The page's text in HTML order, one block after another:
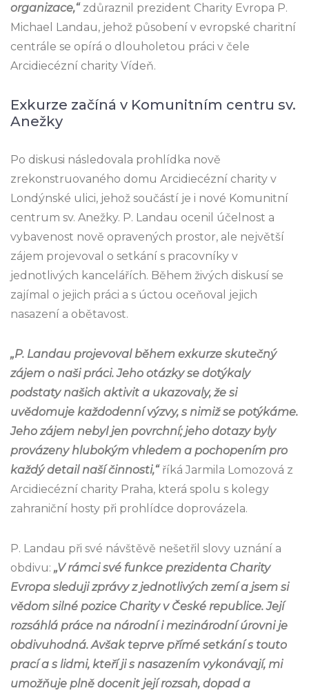
organizace,“ zdůraznil prezident Charity Evropa P.
Michael Landau, jehož působení v evropské charitní
centrále se opírá o dlouholetou práci v čele
Arcidiecézní charity Vídeň.
Exkurze začíná v Komunitním centru sv.
Anežky
Po diskusi následovala prohlídka nově
zrekonstruovaného domu Arcidiecézní charity v
Londýnské ulici, jehož součástí je i nové Komunitní
centrum sv. Anežky. P. Landau ocenil účelnost a
vybavenost nově opravených prostor, ale největší
zájem projevoval o setkání s pracovníky v
jednotlivých kancelářích. Během živých diskusí se
zajímal o jejich práci a s úctou oceňoval jejich
nasazení a obětavost.
„P. Landau projevoval během exkurze skutečný
zájem o naši práci. Jeho otázky se dotýkaly
podstaty našich aktivit a ukazovaly, že si
uvědomuje každodenní výzvy, s nimiž se potýkáme.
Jeho zájem nebyl jen povrchní; jeho dotazy byly
provázeny hlubokým vhledem a pochopením pro
každý detail naší činnosti,“ říká Jarmila Lomozová z
Arcidiecézní charity Praha, která spolu s kolegy
zahraniční hosty při prohlídce doprovázela.
P. Landau při své návštěvě nešetřil slovy uznání a
obdivu: „V rámci své funkce prezidenta Charity
Evropa sleduji zprávy z jednotlivých zemí a jsem si
vědom silné pozice Charity v České republice. Její
rozsáhlá práce na národní i mezinárodní úrovni je
obdivuhodná. Avšak teprve přímé setkání s touto
prací a s lidmi, kteří ji s nasazením vykonávají, mi
umožňuje plně docenit její rozsah, dopad a